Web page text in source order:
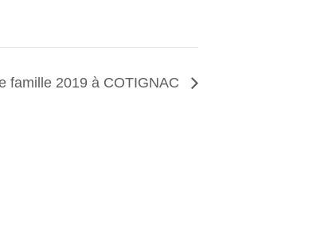
famille 2019 à COTIGNAC